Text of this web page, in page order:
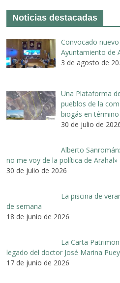
Noticias destacadas
Convocado
Ayuntamiento de
3 de agosto de
Una Plataforma
pueblos de la
biogás en
30 de julio de
Alberto
no me voy de la política de Arahal»
30 de julio de 2026
La piscina de
de semana
18 de junio de 2026
La Carta
legado del doctor José Marina
17 de junio de 2026